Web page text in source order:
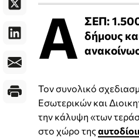
Α ΣΕΠ:
δήμους
Τον συνολικό
Εσωτερικών και
την κάλυψη «των
στο χώρο της